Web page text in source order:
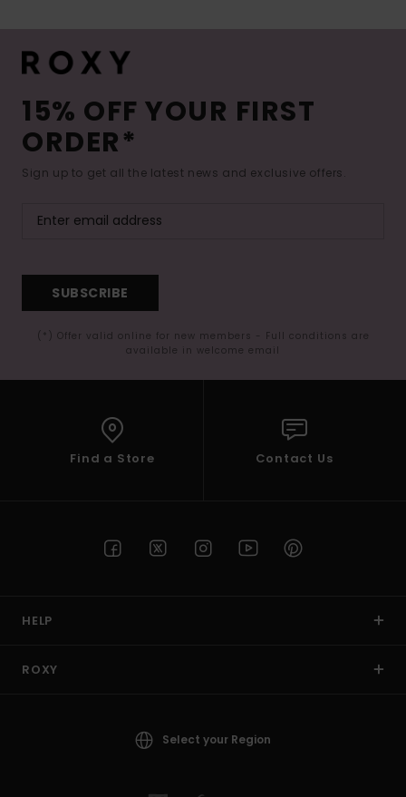
15% OFF YOUR FIRST
ORDER*
Sign up to get all the latest news and exclusive offers.
SUBSCRIBE
(*) Offer valid online for new members - Full conditions are
available in welcome email
Find a Store Contact Us
HELP
ROXY
Select your Region